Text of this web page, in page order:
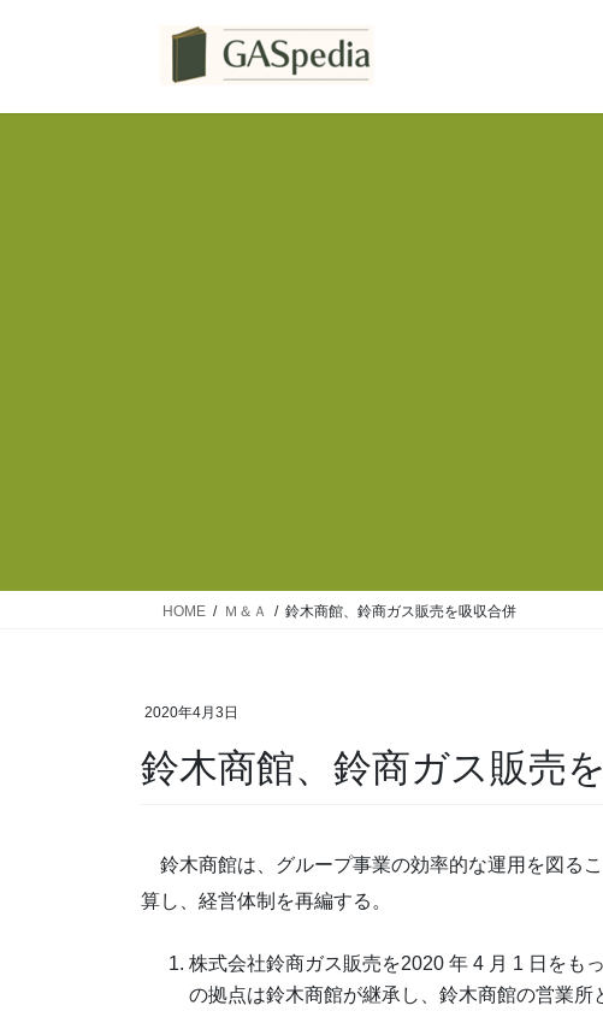
HOME Ｍ＆Ａ 鈴木商館、鈴商ガス販売を吸収合併
2020年4月3日
鈴木商館、鈴商ガス販売
鈴木商館は、グループ事業の効率的な運用を図る
算し、経営体制を再編する。
株式会社鈴商ガス販売を2020 年 4 月 1 日を
の拠点は鈴木商館が継承し、鈴木商館の営業所